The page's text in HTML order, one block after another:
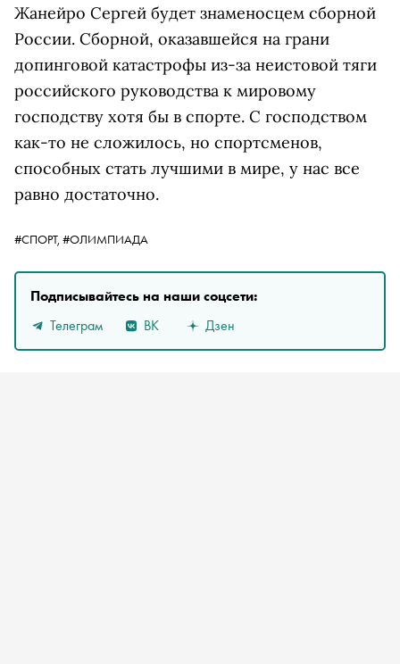
Жанейро Сергей будет знаменосцем сборной
России. Сборной, оказавшейся на грани
допинговой катастрофы из-за неистовой тяги
российского руководства к мировому
господству хотя бы в спорте. С господством
как-то не сложилось, но спортсменов,
способных стать лучшими в мире, у нас все
равно достаточно.
#СПОРТ, #ОЛИМПИАДА
Подписывайтесь на наши соцсети:
Телеграм
ВК Дзен